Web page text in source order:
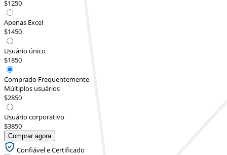
$1250
Apenas Excel
$1450
Usuário único
$1850
Comprado Frequentemente
Múltiplos usuários
$2850
Usuário corporativo
$3850
Comprar agora
Confiável e Certificado